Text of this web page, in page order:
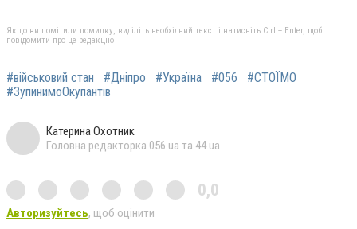
Якщо ви помітили помилку, виділіть необхідний текст і натисніть Ctrl + Enter, щоб
повідомити про це редакцію
#військовий стан #Дніпро #Україна #056
#СТОЇМО
#ЗупинимоОкупантів
Катерина Охотник
Головна редакторка 056.ua та 44.ua
0,0
Авторизуйтесь, щоб оцінити